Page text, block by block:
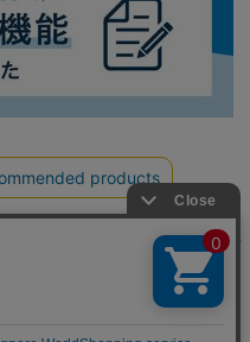
個人情報保護方針
特定商